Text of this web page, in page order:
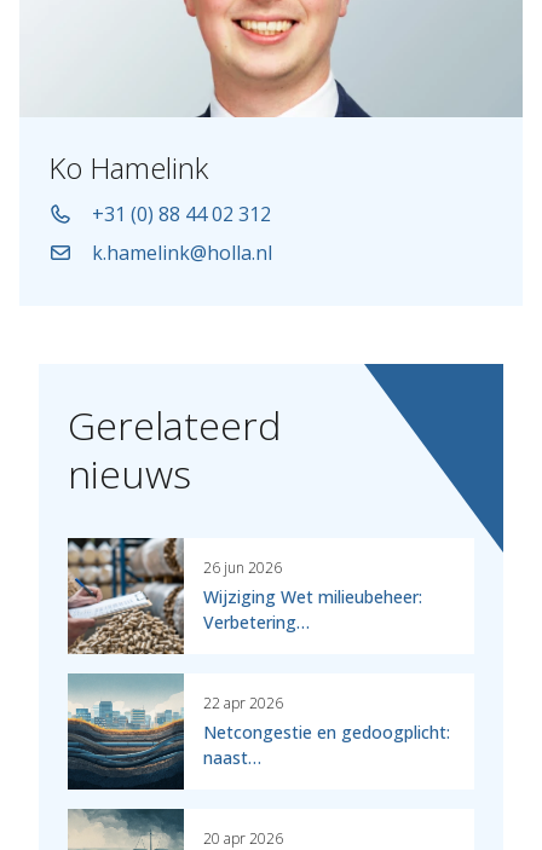
Ko Hamelink
+31 (0) 88 44 02 312
k.hamelink@holla.nl
Gerelateerd
nieuws
26 jun 2026
Wijziging Wet milieubeheer:
Verbetering…
22 apr 2026
Netcongestie en gedoogplicht:
naast…
20 apr 2026